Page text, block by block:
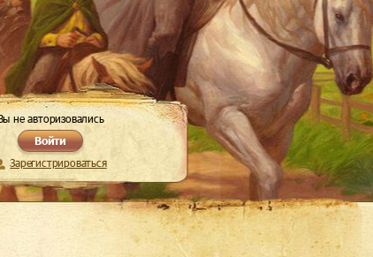
не авторизовались
Войти
Зарегистрироваться